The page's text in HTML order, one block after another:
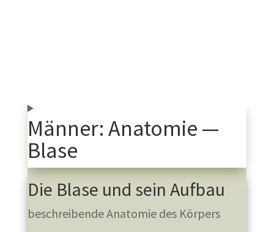
Männer: Anatomie —
Blase
Die Blase und sein Aufbau
beschreibende Anatomie des Körpers